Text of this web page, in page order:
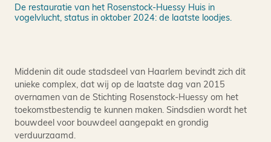
De restauratie van het Rosenstock-Huessy Huis in
vogelvlucht, status in oktober 2024: de laatste loodjes.
Middenin dit oude stadsdeel van Haarlem bevindt zich dit
unieke complex, dat wij op de laatste dag van 2015
overnamen van de Stichting Rosenstock-Huessy om het
toekomstbestendig te kunnen maken. Sindsdien wordt het
bouwdeel voor bouwdeel aangepakt en grondig
verduurzaamd.